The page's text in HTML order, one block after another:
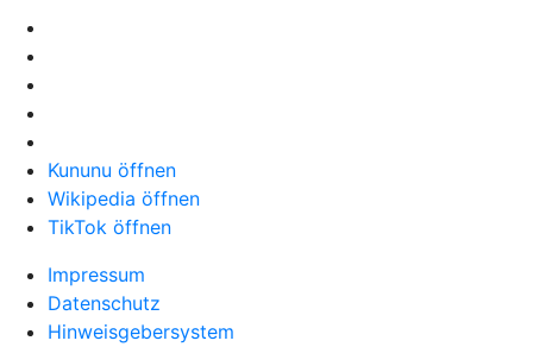
Kununu öffnen
Wikipedia öffnen
TikTok öffnen
Impressum
Datenschutz
Hinweisgebersystem